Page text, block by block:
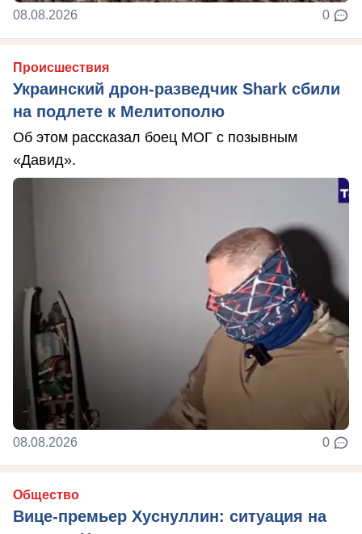
08.08.2026 0
Происшествия
Украинский дрон-разведчик Shark сбили
на подлете к Мелитополю
Об этом рассказал боец МОГ с позывным
«Давид».
08.08.2026 0
Общество
Вице-премьер Хуснуллин: ситуация на